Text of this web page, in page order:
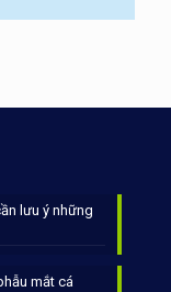
lưu ý những
mắt cá